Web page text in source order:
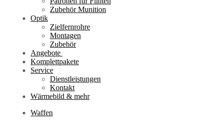
Zubehör Munition
Optik
Zielfernrohre
Montagen
Zubehör
Angebote
Komplettpakete
Service
Dienstleistungen
Kontakt
Wärmebild & mehr
Waffen